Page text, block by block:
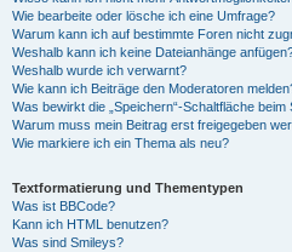
Wie bearbeite oder lösche ich eine Umfrage?
Warum kann ich auf bestimmte Foren nicht
Weshalb kann ich keine Dateianhänge
Weshalb wurde ich verwarnt?
Wie kann ich Beiträge den Moderatoren
Was bewirkt die „Speichern“-Schaltfläche
Warum muss mein Beitrag erst freigegeben
Wie markiere ich ein Thema als neu?
Textformatierung und Thementypen
Was ist BBCode?
Kann ich HTML benutzen?
Was sind Smileys?